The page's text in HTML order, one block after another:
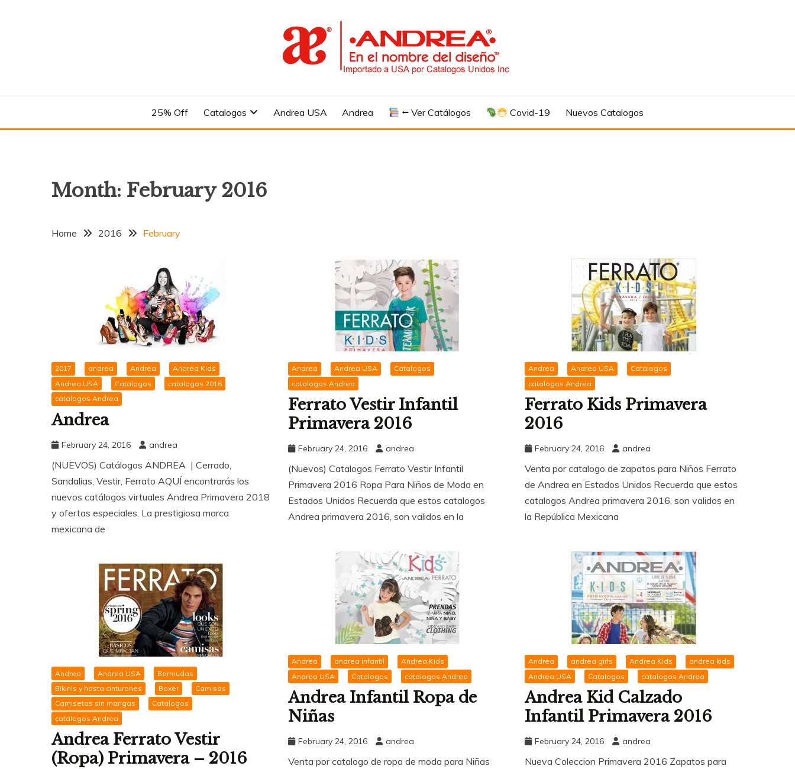
25% Off Catalogos Andrea USA Andrea ⭠ Ver Catálogos Covid-19 Nuevos Catalogos
Month: February 2016
Home 2016 February
2017 andrea Andrea
Andrea Kids
Andrea USA
Catalogos
catalogos 2016
catalogos Andrea
Andrea
February 24, 2016 andrea
(NUEVOS) Catálogos ANDREA | Cerrado,
Sandalias, Vestir, Ferrato AQUÍ encontrarás los
nuevos catálogos virtuales Andrea Primavera 2018
y ofertas especiales. La prestigiosa marca
mexicana de
Andrea Andrea USA
Catalogos
catalogos Andrea
Ferrato Vestir Infantil
Primavera 2016
February 24, 2016 andrea
(Nuevos) Catalogos Ferrato Vestir Infantil
Primavera 2016 Ropa Para Niños de Moda en
Estados Unidos Recuerda que estos catalogos
Andrea primavera 2016, son validos en la
Andrea Andrea USA
Catalogos
catalogos Andrea
Ferrato Kids Primavera
2016
February 24, 2016 andrea
Venta por catalogo de zapatos para Niños Ferrato
de Andrea en Estados Unidos Recuerda que estos
catalogos Andrea primavera 2016, son validos en
la República Mexicana
Andrea andrea infantil
Andrea Kids
Andrea USA
Catalogos catalogos Andrea
Andrea Infantil Ropa de
Niñas
February 24, 2016 andrea
Venta por catalogo de ropa de moda para Niñas
Andrea andrea girls Andrea Kids
andrea kids
Andrea USA
Catalogos catalogos Andrea
Andrea Kid Calzado
Infantil Primavera 2016
February 24, 2016 andrea
Nueva Coleccion Primavera 2016 Zapatos para
Andrea Andrea USA
Bermudas
Bikinis y hasta cinturones
Boxer
Camisas
Camisetas sin mangas
Catalogos
catalogos Andrea
Andrea Ferrato Vestir
(Ropa) Primavera – 2016